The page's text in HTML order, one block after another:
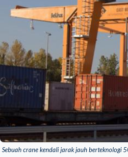
Sebuah crane kendali jarak jauh berteknologi